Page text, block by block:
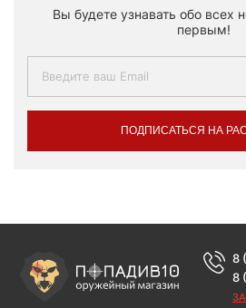
Вы будете узнавать обо всех
первым!
ПОДПИСАТЬСЯ НА
8
8